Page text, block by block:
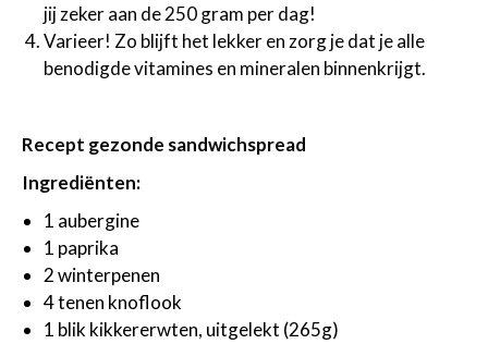
jij zeker aan de 250 gram per dag!
Varieer! Zo blijft het lekker en zorg je dat je alle
benodigde vitamines en mineralen binnenkrijgt.
Recept gezonde sandwichspread
Ingrediënten:
1 aubergine
1 paprika
2 winterpenen
4 tenen knoflook
1 blik kikkererwten, uitgelekt (265g)